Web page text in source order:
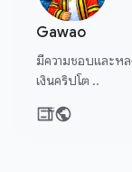
Gawao
มีความชอบและหล
เงินคริปโต ..